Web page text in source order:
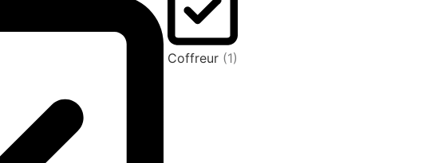
Coffreur (1)